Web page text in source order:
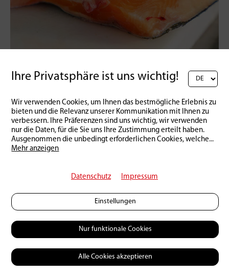
Schweiz | Produkte 16 | 03 | 2026
Ihre Privatsphäre ist uns wichtig!
Wir verwenden Cookies, um Ihnen das bestmögliche Erlebnis zu
bieten und die Relevanz unserer Kommunikation mit Ihnen zu
verbessern. Ihre Präferenzen sind uns wichtig, wir verwenden
nur die Daten, für die Sie uns Ihre Zustimmung erteilt haben.
Ausgenommen die unbedingt erforderlichen Cookies, welche...
Mehr anzeigen
Datenschutz Impressum
Einstellungen
Nur funktionale Cookies
Alle Cookies akzeptieren